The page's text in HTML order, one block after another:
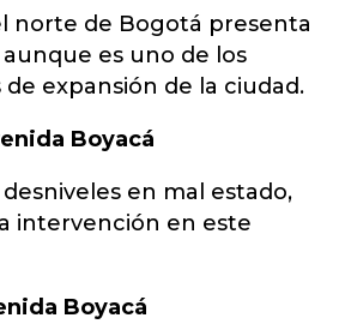
norte de Bogotá presenta
es uno de los
expansión de la ciudad.
Boyacá
en mal estado,
intervención en este
Boyacá